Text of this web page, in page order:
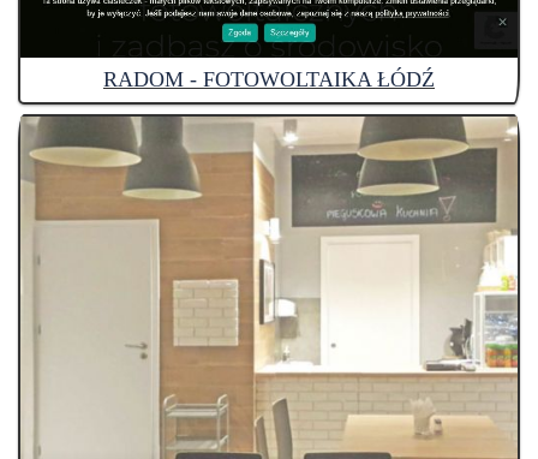
RADOM - FOTOWOLTAIKA ŁÓDŹ